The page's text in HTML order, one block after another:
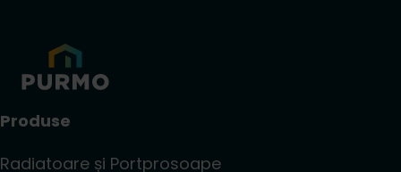
Produse
Radiatoare și Portprosoape